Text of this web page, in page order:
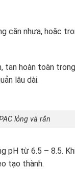
căn nhựa, hoặc
tan hoàn toàn
lâu dài.
lỏng và rắn
pH từ 6.5 – 8.5.
tạo thành.